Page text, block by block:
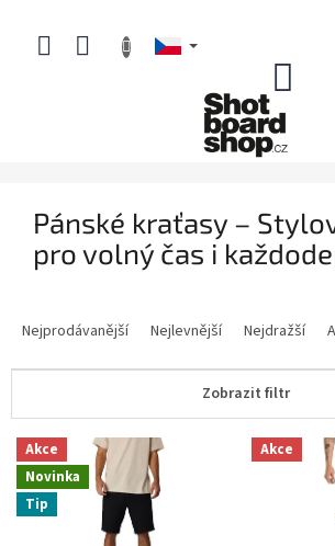
obsah
Pánské kraťasy –
pro volný čas i
e
í
r
o
d
Nejprodávanější Nejlevnější Nejdražší
Zobrazit filtr
V
ý
p
Akce
Novinka
Tip
Akce